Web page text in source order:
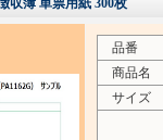
収簿 単票用紙 300枚
品番
商品名
サイズ